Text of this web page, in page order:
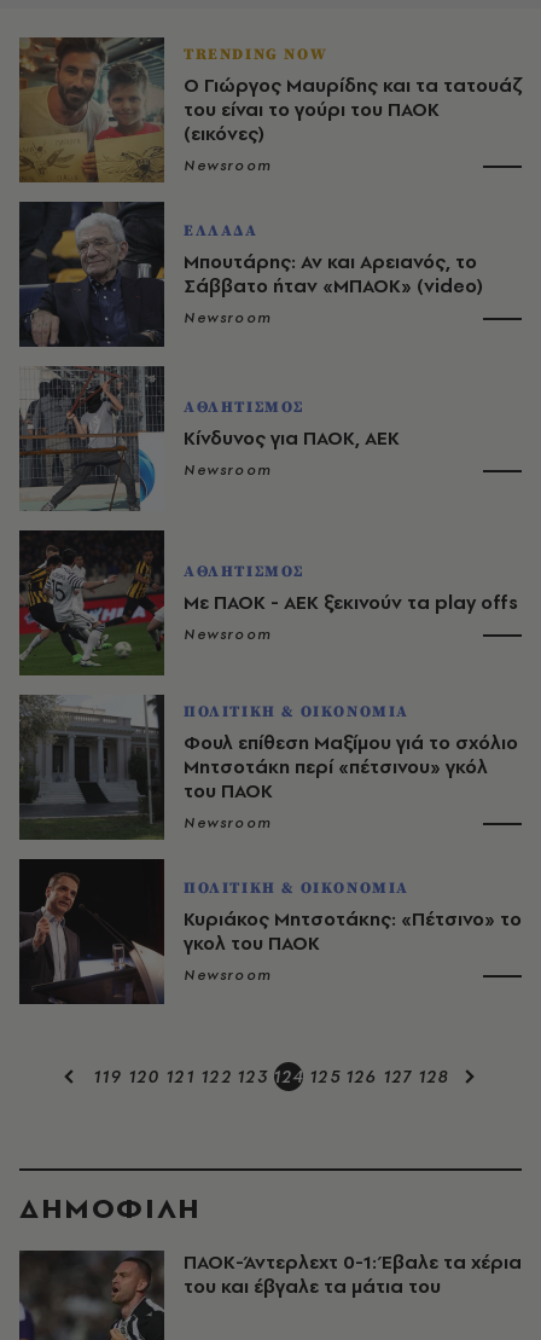
TRENDING NOW
Ο Γιώργος Μαυρίδης και τα τατουάζ
του είναι το γούρι του ΠΑΟΚ
(εικόνες)
Newsroom
ΕΛΛΑΔΑ
Μπουτάρης: Αν και Αρειανός, το
Σάββατο ήταν «ΜΠΑΟΚ» (video)
Newsroom
ΑΘΛΗΤΙΣΜΟΣ
Κίνδυνος για ΠΑΟΚ, ΑΕΚ
Newsroom
ΑΘΛΗΤΙΣΜΟΣ
Με ΠΑΟΚ - ΑΕΚ ξεκινούν τα play offs
Newsroom
ΠΟΛΙΤΙΚΗ & ΟΙΚΟΝΟΜΙΑ
Φουλ επίθεση Μαξίμου γιά το σχόλιο
Μητσοτάκη περί «πέτσινου» γκόλ
του ΠΑΟΚ
Newsroom
ΠΟΛΙΤΙΚΗ & ΟΙΚΟΝΟΜΙΑ
Κυριάκος Μητσοτάκης: «Πέτσινο» το
γκολ του ΠΑΟΚ
Newsroom
119 120 121 122 123 124 125 126 127 128
ΔΗΜΟΦΙΛΗ
ΠΑΟΚ-Άντερλεχτ 0-1: Έβαλε τα χέρια
του και έβγαλε τα μάτια του